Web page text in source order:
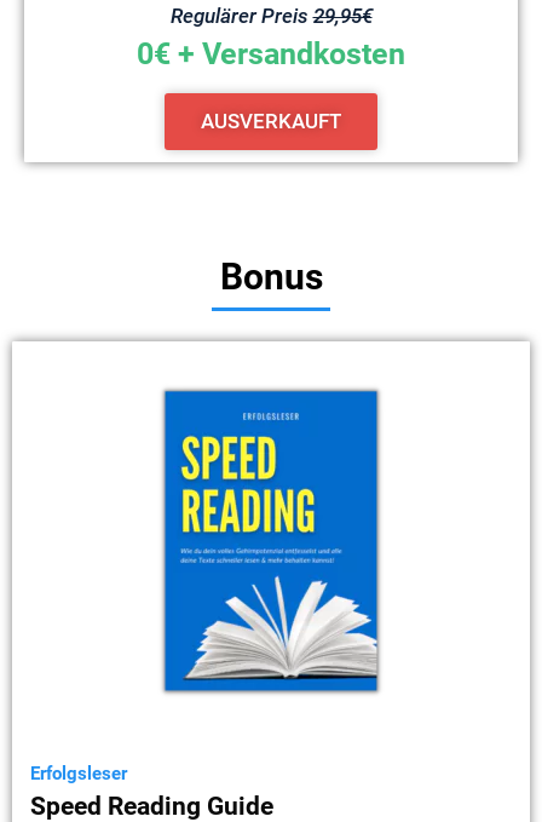
Regulärer Preis29,95€
0€ + Versandkosten
AUSVERKAUFT
Bonus
Erfolgsleser
Speed Reading Guide